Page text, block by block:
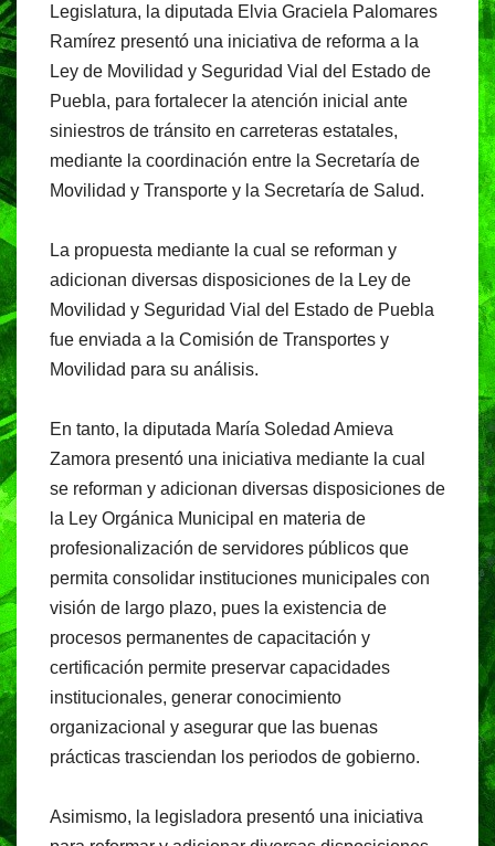
Legislatura, la diputada Elvia Graciela Palomares
Ramírez presentó una iniciativa de reforma a la
Ley de Movilidad y Seguridad Vial del Estado de
Puebla, para fortalecer la atención inicial ante
siniestros de tránsito en carreteras estatales,
mediante la coordinación entre la Secretaría de
Movilidad y Transporte y la Secretaría de Salud.
La propuesta mediante la cual se reforman y
adicionan diversas disposiciones de la Ley de
Movilidad y Seguridad Vial del Estado de Puebla
fue enviada a la Comisión de Transportes y
Movilidad para su análisis.
En tanto, la diputada María Soledad Amieva
Zamora presentó una iniciativa mediante la cual
se reforman y adicionan diversas disposiciones de
la Ley Orgánica Municipal en materia de
profesionalización de servidores públicos que
permita consolidar instituciones municipales con
visión de largo plazo, pues la existencia de
procesos permanentes de capacitación y
certificación permite preservar capacidades
institucionales, generar conocimiento
organizacional y asegurar que las buenas
prácticas trasciendan los periodos de gobierno.
Asimismo, la legisladora presentó una iniciativa